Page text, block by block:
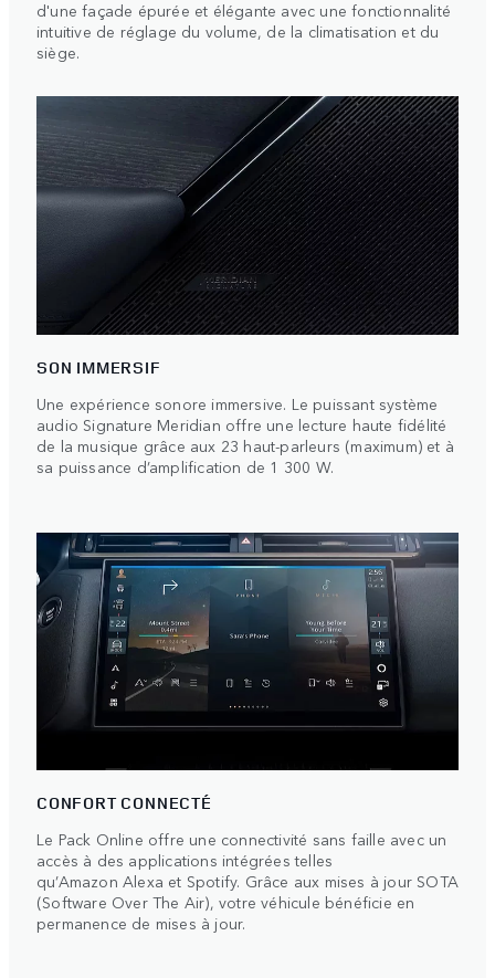
d'une façade épurée et élégante avec une fonctionnalité
intuitive de réglage du volume, de la climatisation et du
siège.
SON IMMERSIF
Une expérience sonore immersive. Le puissant système
audio Signature Meridian offre une lecture haute fidélité
de la musique grâce aux 23 haut-parleurs (maximum) et à
sa puissance d’amplification de 1 300 W.
CONFORT CONNECTÉ
Le Pack Online offre une connectivité sans faille avec un
accès à des applications intégrées telles
qu’Amazon Alexa et Spotify. Grâce aux mises à jour SOTA
(Software Over The Air), votre véhicule bénéficie en
permanence de mises à jour.